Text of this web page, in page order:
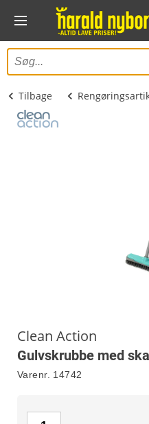
Tilbage
Clean Action
Gulvskrubbe med
Varenr. 14742